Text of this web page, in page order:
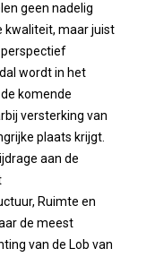
geen nadelig
kwaliteit, maar juist
wordt in het
komende
versterking van
plaats krijgt.
aan de
Ruimte en
de meest
van de Lob van